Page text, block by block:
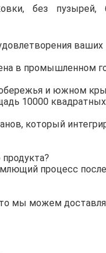
без
ваших
в промышленном
и южном
10000
который
процесс
мы можем